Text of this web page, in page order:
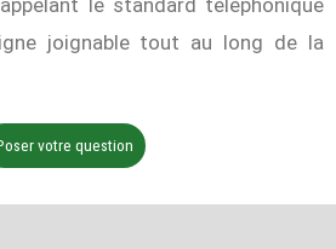
joignable tout au long de la
votre question